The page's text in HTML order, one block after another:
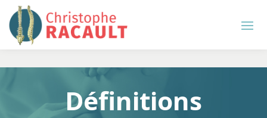
Définitions